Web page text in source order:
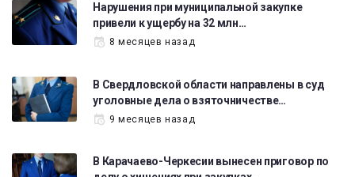
Нарушения при муниципальной закупке
привели к ущербу на 32 млн…
8 месяцев назад
В Свердловской области направлены в суд
уголовные дела о взяточничестве…
9 месяцев назад
В Карачаево-Черкесии вынесен приговор по